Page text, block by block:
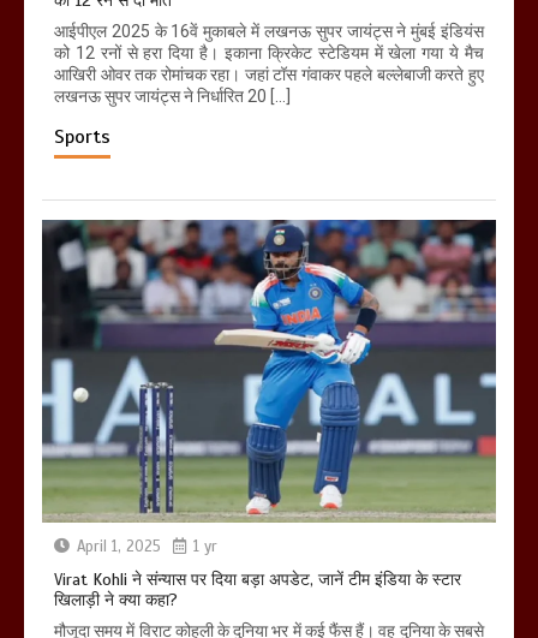
आईपीएल 2025 के 16वें मुकाबले में लखनऊ सुपर जायंट्स ने मुंबई इंडियंस
को 12 रनों से हरा दिया है। इकाना क्रिकेट स्टेडियम में खेला गया ये मैच
आखिरी ओवर तक रोमांचक रहा। जहां टॉस गंवाकर पहले बल्लेबाजी करते हुए
लखनऊ सुपर जायंट्स ने निर्धारित 20 […]
Sports
April 1, 2025 1 yr
Virat Kohli ने संन्यास पर दिया बड़ा अपडेट, जानें टीम इंडिया के स्टार
खिलाड़ी ने क्या कहा?
मौजूदा समय में विराट कोहली के दुनिया भर में कई फैंस हैं। वह दुनिया के सबसे